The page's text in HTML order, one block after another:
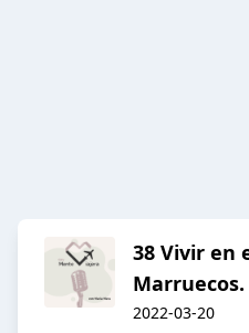
38 Vivir en
2022-03-20